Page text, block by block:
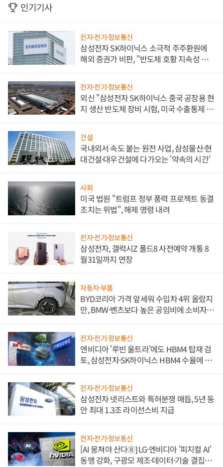
인기기사
전자·전기·정보통신
삼성전자 SK하이닉스 소극적 주주환원에
해외 증권가 비판, "반도체 호황 지속성 의
전자·전기·정보통신
외신 "삼성전자 SK하이닉스 중국 공장용 현
지 생산 반도체 장비 시험, 미국 수출통제 대
건설
국내외서 속도 붙는 원전 사업, 삼성물산·현
대건설·대우건설에 다가오는 '약속의 시간'
사회
미국 법원 "트럼프 정부 풍력 프로젝트 동결
조치는 위법", 해제 명령 내려
전자·전기·정보통신
삼성전자, 갤럭시Z 폴드8 사전예약 개통 8
월31일까지 연장
자동차·부품
BYD코리아 가격 앞세워 수입차 4위 올랐지
만, BMW·벤츠보다 높은 공임비에 소비자
전자·전기·정보통신
엔비디아 '루빈 울트라'에도 HBM4 탑재 검
토, 삼성전자·SK하이닉스 HBM4 수율에 주
전자·전기·정보통신
삼성전자 넷리스트와 특허분쟁 매듭, 5년 동
안 최대 1.3조 라이선스비 지급
전자·전기·정보통신
[AI 뭉쳐야 산다⑧] LG·엔비디아 '피지컬 AI'
동맹 강화, 구광모 제조·데이터·기술 결집